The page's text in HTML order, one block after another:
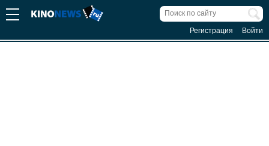
Регистрация Войти